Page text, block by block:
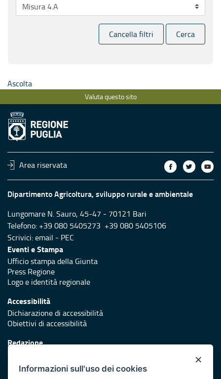
Cancella filtri Cerca
Ascolta
Valuta questo sito
Area riservata
Dipartimento Agricoltura, sviluppo rurale e ambientale
Lungomare N. Sauro, 45-47 - 70121 Bari
Telefono: +39 080 5405273 +39 080 5405106
Scrivici:email - PEC
Eventi e Stampa
Ufficio stampa della Giunta
Press Regione
Logo e identità regionale
Accessibilità
Dichiarazione di accessibilità
Obiettivi di accessibilità
Redazione
Protezione civile
×
Informazioni sull'uso dei cookies